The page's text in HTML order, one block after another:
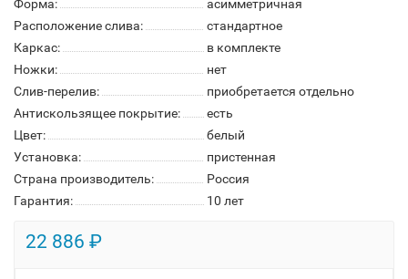
Форма:
асимметричная
Расположение слива:
стандартное
Каркас:
в комплекте
Ножки:
нет
Слив-перелив:
приобретается отдельно
Антискользящее покрытие:
есть
Цвет:
белый
Установка:
пристенная
Страна производитель:
Россия
Гарантия:
10 лет
22 886 ₽